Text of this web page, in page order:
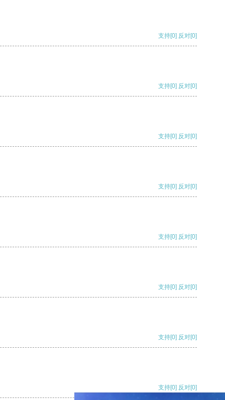
支持[0] 反对[0]
支持[0] 反对[0]
支持[0] 反对[0]
支持[0] 反对[0]
支持[0] 反对[0]
支持[0] 反对[0]
支持[0] 反对[0]
支持[0] 反对[0]